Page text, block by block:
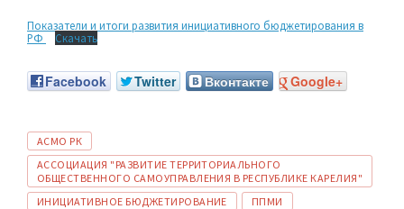
Показатели и итоги развития инициативного бюджетирования в
РФ
Скачать
Facebook Twitter Вконтакте Google+
ТЕГИ:
АСМО РК
АССОЦИАЦИЯ "РАЗВИТИЕ ТЕРРИТОРИАЛЬНОГО
ОБЩЕСТВЕННОГО САМОУПРАВЛЕНИЯ В РЕСПУБЛИКЕ КАРЕЛИЯ"
ИНИЦИАТИВНОЕ БЮДЖЕТИРОВАНИЕ
ППМИ